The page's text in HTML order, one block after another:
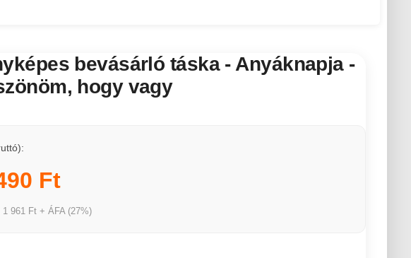
bevásárló táska - Anyáknapja -
hogy vagy
Ft
1 961 Ft + ÁFA (27%)